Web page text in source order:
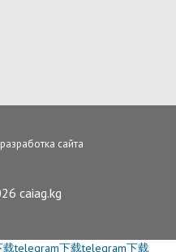
сайта
caiag.kg
载telegram下载telegram下载